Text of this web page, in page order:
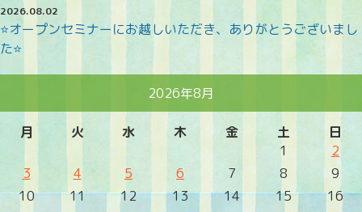
2026.08.02
⭐オープンセミナーにお越しいただき、ありがとうございまし
た⭐
2026年8月
月 火 水 木 金 土 日
1
2
3
4 5 6 7 8
9
10
11 12 13 14 15
16